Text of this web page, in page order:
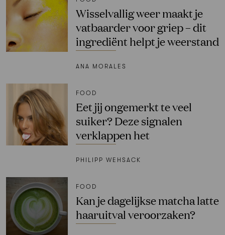
Wisselvallig weer maakt je
vatbaarder voor griep – dit
ingrediënt helpt je weerstand
ANA MORALES
FOOD
Eet jij ongemerkt te veel
suiker? Deze signalen
verklappen het
PHILIPP WEHSACK
FOOD
Kan je dagelijkse matcha latte
haaruitval veroorzaken?